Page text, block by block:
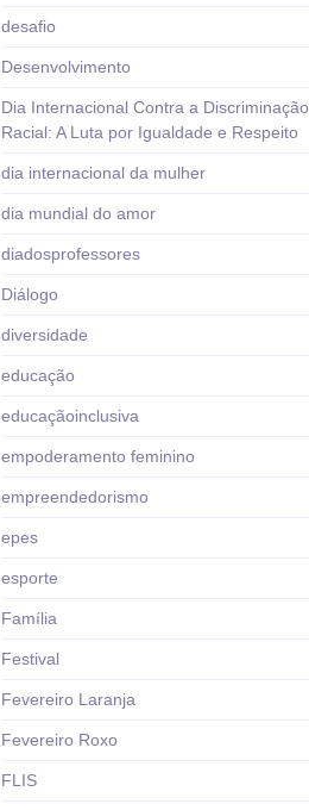
desafio
Desenvolvimento
Dia Internacional Contra a Discriminação
Racial: A Luta por Igualdade e Respeito
dia internacional da mulher
dia mundial do amor
diadosprofessores
Diálogo
diversidade
educação
educaçãoinclusiva
empoderamento feminino
empreendedorismo
epes
esporte
Família
Festival
Fevereiro Laranja
Fevereiro Roxo
FLIS